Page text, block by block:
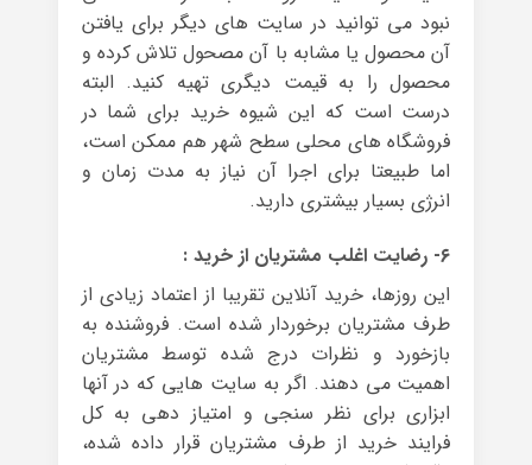
نبود می توانید در سایت های دیگر برای یافتن
آن محصول یا مشابه با آن مصحول تلاش کرده و
محصول را به قیمت دیگری تهیه کنید. البته
درست است که این شیوه خرید برای شما در
فروشگاه های محلی سطح شهر هم ممکن است،
اما طبیعتا برای اجرا آن نیاز به مدت زمان و
انرژی بسیار بیشتری دارید.
۶- رضایت اغلب مشتریان از خرید :
این روزها، خرید آنلاین تقریبا از اعتماد زیادی از
طرف مشتریان برخوردار شده است. فروشنده به
بازخورد و نظرات درج شده توسط مشتریان
اهمیت می دهند. اگر به سایت هایی که در آنها
ابزاری برای نظر سنجی و امتیاز دهی به کل
فرایند خرید از طرف مشتریان قرار داده شده،